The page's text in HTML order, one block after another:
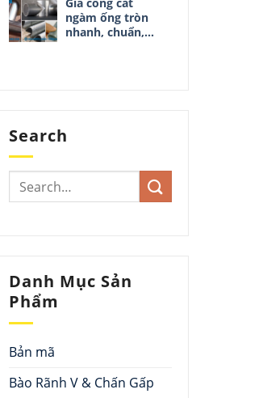
ngàm ống tròn
nhanh, chuẩn,
Search
Danh Mục Sản
Phẩm
Bản mã
Bào Rãnh V & Chấn Gấp